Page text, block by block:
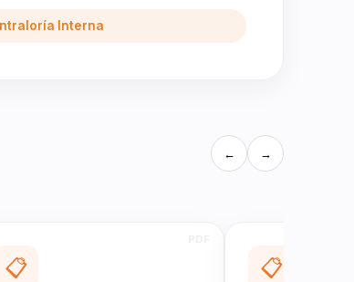
Interna
← →
📋 📋